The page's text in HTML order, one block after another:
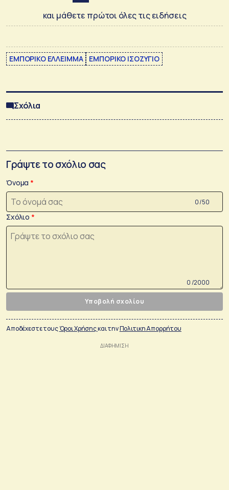
και μάθετε πρώτοι όλες τις ειδήσεις
ΕΜΠΟΡΙΚΟ ΕΛΛΕΙΜΜΑ ΕΜΠΟΡΙΚΟ ΙΣΟΖΥΓΙΟ
Σχόλια
Γράψτε το σχόλιο σας
Όνομα
0 /50
Σχόλιο
0 /2000
Υποβολή σχολίου
Αποδέχεστε τουςΌροι Χρήσηςκαι τηνΠολιτικη Απορρήτου